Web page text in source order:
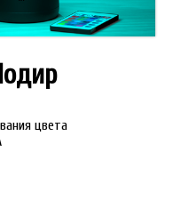
цвета